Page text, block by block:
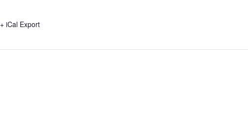
+ iCal Export